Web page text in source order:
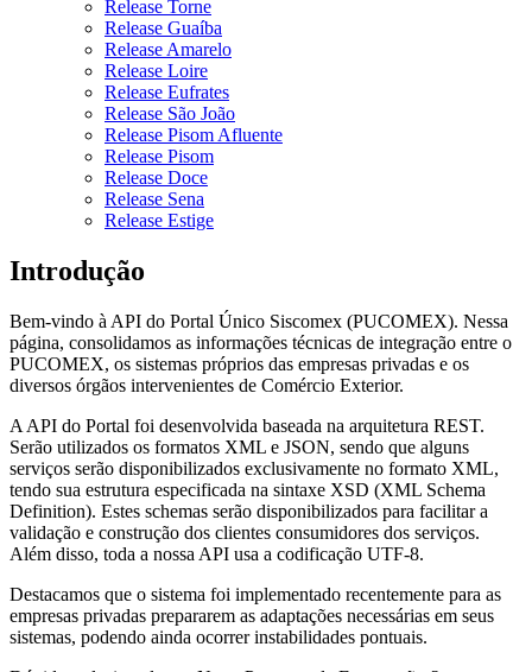
Release Torne
Release Guaíba
Release Amarelo
Release Loire
Release Eufrates
Release São João
Release Pisom Afluente
Release Pisom
Release Doce
Release Sena
Release Estige
Introdução
Bem-vindo à API do Portal Único Siscomex (PUCOMEX). Nessa
página, consolidamos as informações técnicas de integração entre o
PUCOMEX, os sistemas próprios das empresas privadas e os
diversos órgãos intervenientes de Comércio Exterior.
A API do Portal foi desenvolvida baseada na arquitetura REST.
Serão utilizados os formatos XML e JSON, sendo que alguns
serviços serão disponibilizados exclusivamente no formato XML,
tendo sua estrutura especificada na sintaxe XSD (XML Schema
Definition). Estes schemas serão disponibilizados para facilitar a
validação e construção dos clientes consumidores dos serviços.
Além disso, toda a nossa API usa a codificação UTF-8.
Destacamos que o sistema foi implementado recentemente para as
empresas privadas prepararem as adaptações necessárias em seus
sistemas, podendo ainda ocorrer instabilidades pontuais.